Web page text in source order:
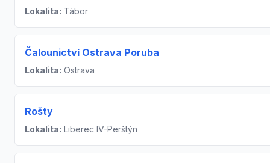
Lokalita: Tábor
Čalounictví Ostrava Poruba
Lokalita: Ostrava
Rošty
Lokalita: Liberec IV-Perštýn